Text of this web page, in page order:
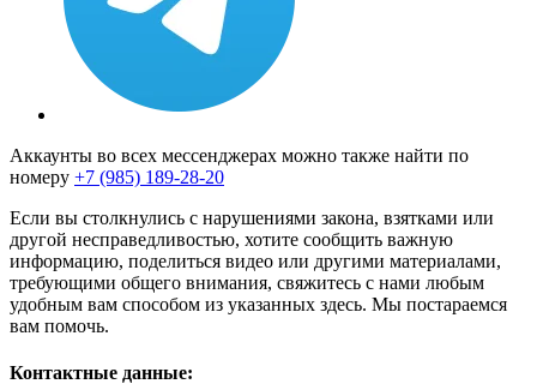
Аккаунты во всех мессенджерах можно также найти по
номеру +7 (985) 189-28-20
Если вы столкнулись с нарушениями закона, взятками или
другой несправедливостью, хотите сообщить важную
информацию, поделиться видео или другими материалами,
требующими общего внимания, свяжитесь с нами любым
удобным вам способом из указанных здесь. Мы постараемся
вам помочь.
Контактные данные: